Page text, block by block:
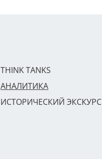
THINK TANKS
АНАЛИТИКА
ИСТОРИЧЕСКИЙ ЭКСКУРС